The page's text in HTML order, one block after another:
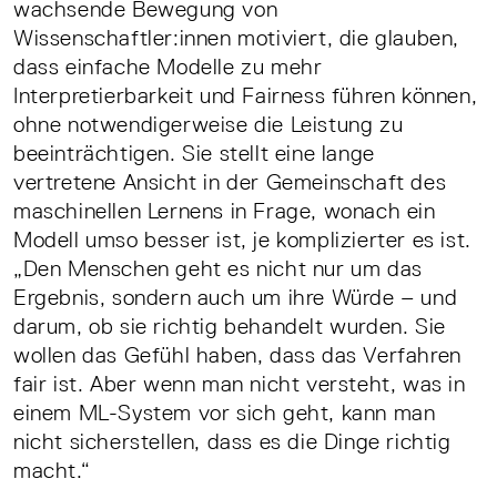
wachsende Bewegung von
Wissenschaftler:innen motiviert, die glauben,
dass einfache Modelle zu mehr
Interpretierbarkeit und Fairness führen können,
ohne notwendigerweise die Leistung zu
beeinträchtigen. Sie stellt eine lange
vertretene Ansicht in der Gemeinschaft des
maschinellen Lernens in Frage, wonach ein
Modell umso besser ist, je komplizierter es ist.
„Den Menschen geht es nicht nur um das
Ergebnis, sondern auch um ihre Würde – und
darum, ob sie richtig behandelt wurden. Sie
wollen das Gefühl haben, dass das Verfahren
fair ist. Aber wenn man nicht versteht, was in
einem ML-System vor sich geht, kann man
nicht sicherstellen, dass es die Dinge richtig
macht.“